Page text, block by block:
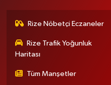
Rize Nöbetçi Eczaneler
Rize Trafik Yoğunluk
Haritası
Tüm Manşetler